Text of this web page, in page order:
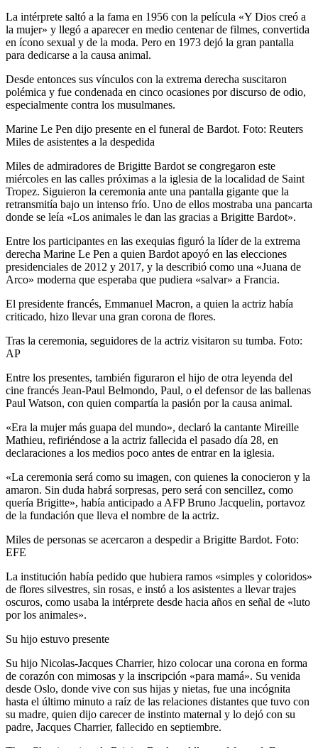
La intérprete saltó a la fama en 1956 con la película «Y Dios creó a
la mujer» y llegó a aparecer en medio centenar de filmes, convertida
en ícono sexual y de la moda. Pero en 1973 dejó la gran pantalla
para dedicarse a la causa animal.
Desde entonces sus vínculos con la extrema derecha suscitaron
polémica y fue condenada en cinco ocasiones por discurso de odio,
especialmente contra los musulmanes.
Marine Le Pen dijo presente en el funeral de Bardot. Foto: Reuters
Miles de asistentes a la despedida
Miles de admiradores de Brigitte Bardot se congregaron este
miércoles en las calles próximas a la iglesia de la localidad de Saint
Tropez. Siguieron la ceremonia ante una pantalla gigante que la
retransmitía bajo un intenso frío. Uno de ellos mostraba una pancarta
donde se leía «Los animales le dan las gracias a Brigitte Bardot».
Entre los participantes en las exequias figuró la líder de la extrema
derecha Marine Le Pen a quien Bardot apoyó en las elecciones
presidenciales de 2012 y 2017, y la describió como una «Juana de
Arco» moderna que esperaba que pudiera «salvar» a Francia.
El presidente francés, Emmanuel Macron, a quien la actriz había
criticado, hizo llevar una gran corona de flores.
Tras la ceremonia, seguidores de la actriz visitaron su tumba. Foto:
AP
Entre los presentes, también figuraron el hijo de otra leyenda del
cine francés Jean-Paul Belmondo, Paul, o el defensor de las ballenas
Paul Watson, con quien compartía la pasión por la causa animal.
«Era la mujer más guapa del mundo», declaró la cantante Mireille
Mathieu, refiriéndose a la actriz fallecida el pasado día 28, en
declaraciones a los medios poco antes de entrar en la iglesia.
«La ceremonia será como su imagen, con quienes la conocieron y la
amaron. Sin duda habrá sorpresas, pero será con sencillez, como
quería Brigitte», había anticipado a AFP Bruno Jacquelin, portavoz
de la fundación que lleva el nombre de la actriz.
Miles de personas se acercaron a despedir a Brigitte Bardot. Foto:
EFE
La institución había pedido que hubiera ramos «simples y coloridos»
de flores silvestres, sin rosas, e instó a los asistentes a llevar trajes
oscuros, como usaba la intérprete desde hacia años en señal de «luto
por los animales».
Su hijo estuvo presente
Su hijo Nicolas-Jacques Charrier, hizo colocar una corona en forma
de corazón con mimosas y la inscripción «para mamá». Su venida
desde Oslo, donde vive con sus hijas y nietas, fue una incógnita
hasta el último minuto a raíz de las relaciones distantes que tuvo con
su madre, quien dijo carecer de instinto maternal y lo dejó con su
padre, Jacques Charrier, fallecido en septiembre.